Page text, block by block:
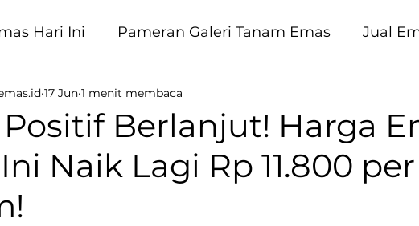
Hari Ini Pameran Galeri Tanam Emas Jual
Tanam Emas
Berlanjut! Harga
Naik Lagi Rp 11.800 per
17 Jun 1 menit membaca